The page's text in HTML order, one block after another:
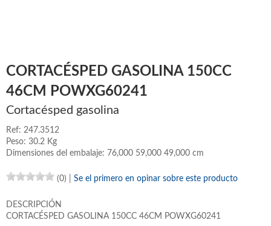
CORTACÉSPED GASOLINA 150CC
46CM POWXG60241
Cortacésped gasolina
Ref: 247.3512
Peso: 30.2 Kg
Dimensiones del embalaje: 76,000 59,000 49,000 cm
(0) Se el primero en opinar sobre este producto
DESCRIPCIÓN
CORTACÉSPED GASOLINA 150CC 46CM POWXG60241